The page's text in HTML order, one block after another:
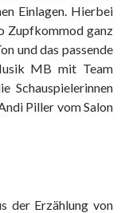
Einlagen. Hierbei
Zupfkommod ganz
und das passende
MB mit Team
Schauspielerinnen
Piller vom Salon
der Erzählung von